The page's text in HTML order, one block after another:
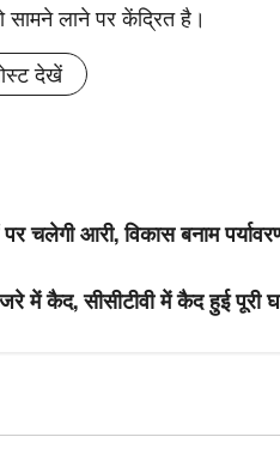
लाने पर केंद्रित है।
देखें
चलेगी आरी, विकास बनाम
में कैद, सीसीटीवी में कैद हुई पूरी